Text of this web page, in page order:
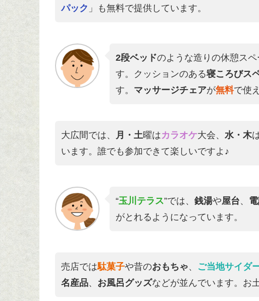
パック 」も無料で提供しています。
2段ベッドのような造りの休憩スペ
す。クッションのある寝ころびス
す。 マッサージチェアが無料で使
大広間では、 月・土曜はカラオケ大会、 水・木
います。誰でも参加できて楽しいですよ♪
“玉川テラス”では、 銭湯や屋台、
がとれるようになっています。
売店では駄菓子や昔のおもちゃ、 ご当地サイダ
名産品、 お風呂グッズなどが並んでいます。お